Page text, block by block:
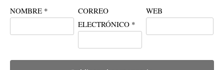
NOMBRE *
CORREO
ELECTRÓNICO *
WEB